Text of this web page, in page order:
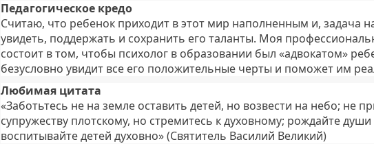
Педагогическое кредо
Считаю, что ребенок приходит в этот мир наполненным и, задача
увидеть, поддержать и сохранить его таланты. Моя
состоит в том, чтобы психолог в образовании был «адвокатом»
безусловно увидит все его положительные черты и поможет им
Любимая цитата
«Заботьтесь не на земле оставить детей, но возвести на небо; не
супружеству плотскому, но стремитесь к духовному; рождайте души
воспитывайте детей духовно» (Святитель Василий Великий)